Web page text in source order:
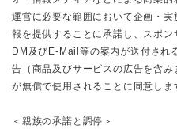
運営に必要な範囲において企画・
報を提供することに承諾し、スポ
DM及びE-Mail等の案内が送付され
告（商品及びサービスの広告を含
が無償で使用されることに同意しま
＜親族の承諾と調停＞